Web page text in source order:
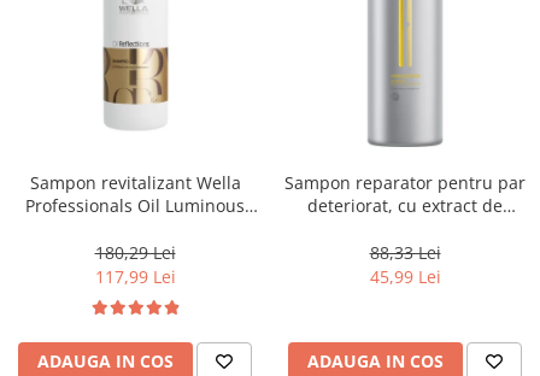
Sampon revitalizant Wella
Professionals Oil Luminous
180,29 Lei
117,99 Lei
ADAUGA IN COS
Sampon reparator pentru par
deteriorat, cu extract de
Londa Professional Care
Visible Repair, 1000 ml
88,33 Lei
45,99 Lei
ADAUGA IN COS